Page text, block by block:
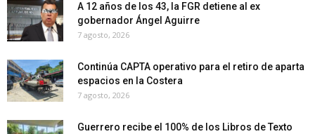
A 12 años de los 43, la FGR detiene al ex
gobernador Ángel Aguirre
7 agosto, 2026
Continúa CAPTA operativo para el retiro de aparta
espacios en la Costera
7 agosto, 2026
Guerrero recibe el 100% de los Libros de Texto